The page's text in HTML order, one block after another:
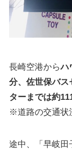
長崎空港からハ
分、佐世保バス
ターまでは約
※道路の交通状
途中、「早岐田